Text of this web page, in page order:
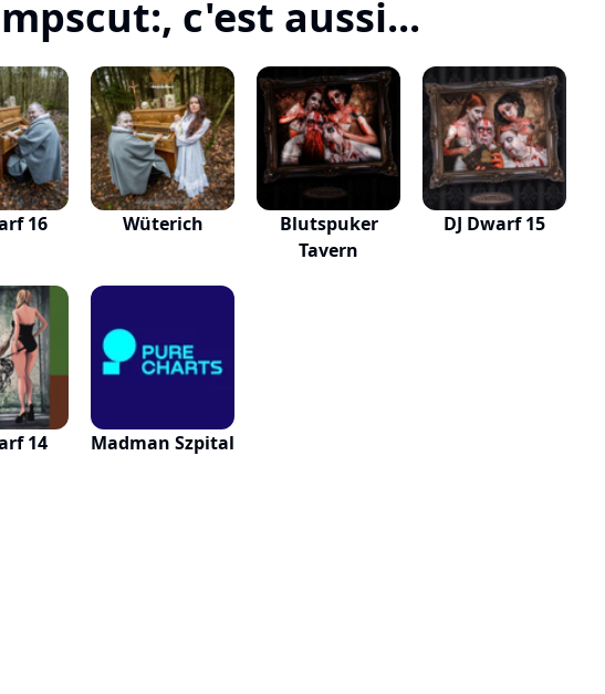
c'est aussi...
16 Wüterich
Blutspuker
Tavern
DJ Dwarf 15
14 Madman Szpital